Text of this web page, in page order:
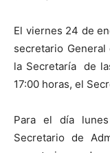
El viernes 24 de
secretario
la Secretaría de
17:00 horas, el
Para el día
Secretario de